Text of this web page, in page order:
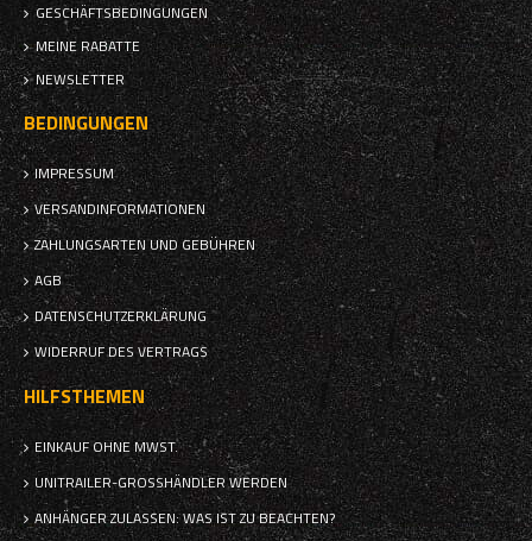
GESCHÄFTSBEDINGUNGEN
MEINE RABATTE
NEWSLETTER
BEDINGUNGEN
IMPRESSUM
VERSANDINFORMATIONEN
ZAHLUNGSARTEN UND GEBÜHREN
AGB
DATENSCHUTZERKLÄRUNG
WIDERRUF DES VERTRAGS
HILFSTHEMEN
EINKAUF OHNE MWST.
UNITRAILER-GROSSHÄNDLER WERDEN
ANHÄNGER ZULASSEN: WAS IST ZU BEACHTEN?